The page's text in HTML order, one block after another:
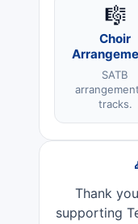
🎼
Choir
SATB
tracks.
Thank
supporting